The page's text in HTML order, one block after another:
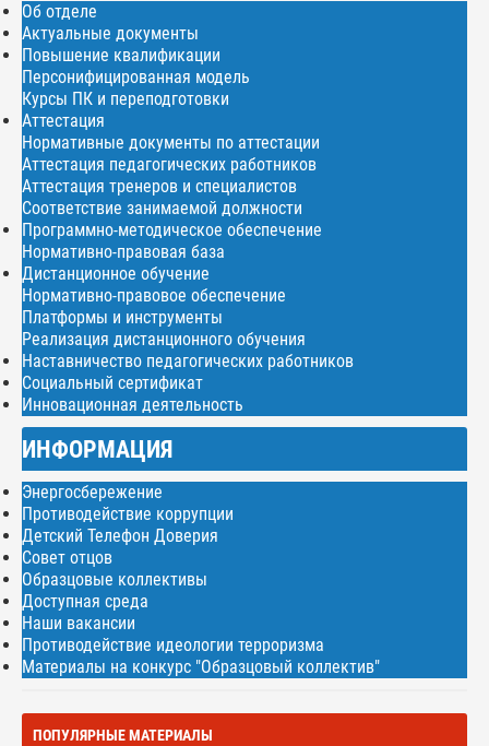
Об отделе
Актуальные документы
Повышение квалификации
Персонифицированная модель
Курсы ПК и переподготовки
Аттестация
Нормативные документы по аттестации
Аттестация педагогических работников
Аттестация тренеров и специалистов
Соответствие занимаемой должности
Программно-методическое обеспечение
Нормативно-правовая база
Дистанционное обучение
Нормативно-правовое обеспечение
Платформы и инструменты
Реализация дистанционного обучения
Наставничество педагогических работников
Социальный сертификат
Инновационная деятельность
ИНФОРМАЦИЯ
Энергосбережение
Противодействие коррупции
Детский Телефон Доверия
Совет отцов
Образцовые коллективы
Доступная среда
Наши вакансии
Противодействие идеологии терроризма
Материалы на конкурс "Образцовый коллектив"
ПОПУЛЯРНЫЕ МАТЕРИАЛЫ